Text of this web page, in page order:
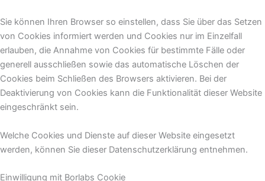
Sie können Ihren Browser so einstellen, dass Sie über das Setzen
von Cookies informiert werden und Cookies nur im Einzelfall
erlauben, die Annahme von Cookies für bestimmte Fälle oder
generell ausschließen sowie das automatische Löschen der
Cookies beim Schließen des Browsers aktivieren. Bei der
Deaktivierung von Cookies kann die Funktionalität dieser Website
eingeschränkt sein.
Welche Cookies und Dienste auf dieser Website eingesetzt
werden, können Sie dieser Datenschutzerklärung entnehmen.
Einwilligung mit Borlabs Cookie